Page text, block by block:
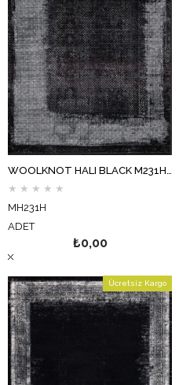
★ ★ ★ ★ ★
MH231H
ADET
₺0,00
Ücretsiz Kargo